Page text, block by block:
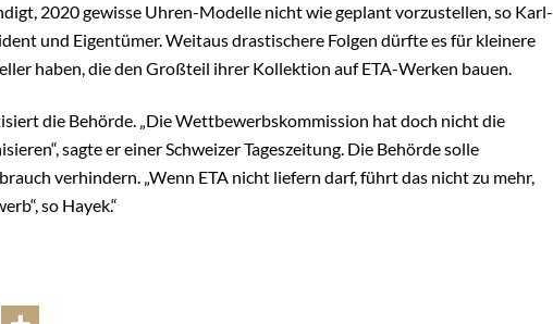
2020 gewisse Uhren-Modelle nicht wie geplant vorzustellen, so Karl-
und Eigentümer. Weitaus drastischere Folgen dürfte es für kleinere
haben, die den Großteil ihrer Kollektion auf ETA-Werken bauen.
die Behörde. „Die Wettbewerbskommission hat doch nicht die
sagte er einer Schweizer Tageszeitung. Die Behörde solle
verhindern. „Wenn ETA nicht liefern darf, führt das nicht zu mehr,
so Hayek.“